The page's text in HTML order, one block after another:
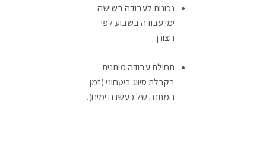
נכונות לעבודה בשישה
ימי עבודה בשבוע לפי
הצורך.
תחילת עבודה מותנית
בקבלת סיווג ביטחוני (זמן
המתנה של כעשרה ימים).